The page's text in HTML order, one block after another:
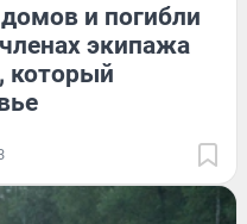
и погибли
экипажа
который